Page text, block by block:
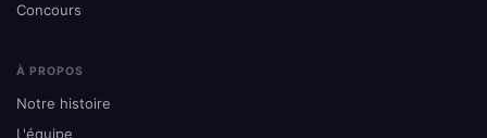
Concours
À PROPOS
Notre histoire
L'équipe